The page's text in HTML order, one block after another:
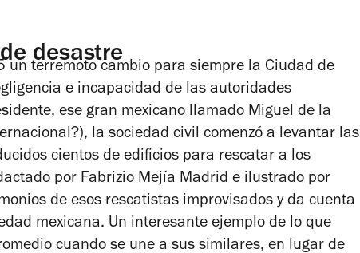
desastre
un terremoto cambio para siempre la Ciudad de
e incapacidad de las autoridades
ese gran mexicano llamado Miguel de la
la sociedad civil comenzó a levantar las
cientos de edificios para rescatar a los
por Fabrizio Mejía Madrid e ilustrado por
de esos rescatistas improvisados y da cuenta
mexicana. Un interesante ejemplo de lo que
cuando se une a sus similares, en lugar de